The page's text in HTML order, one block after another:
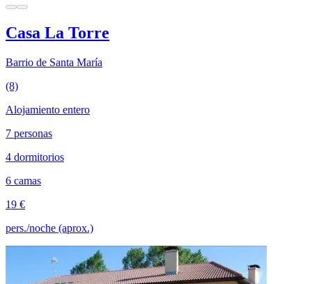
Casa La Torre
Barrio de Santa María
(8)
Alojamiento entero
7 personas
4 dormitorios
6 camas
19 €
pers./noche (aprox.)